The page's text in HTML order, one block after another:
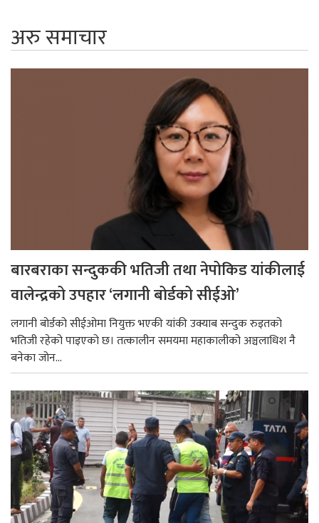
अरु समाचार
बारबराका सन्दुककी भतिजी तथा नेपोकिड यांकीलाई
वालेन्द्रको उपहार ‘लगानी बोर्डको सीईओ’
लगानी बोर्डको सीईओमा नियुक्त भएकी यांकी उक्याब सन्दुक रुइतको
भतिजी रहेको पाइएको छ। तत्कालीन समयमा महाकालीको अञ्चलाधिश नै
बनेका जोन...